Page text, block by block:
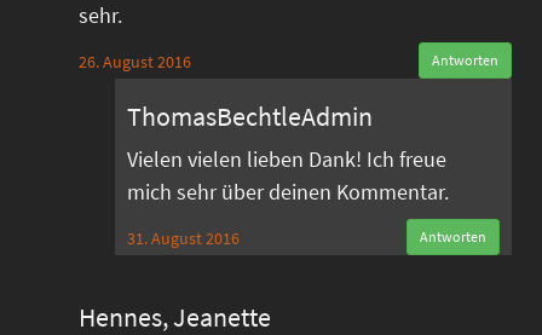
sehr.
26. August 2016 Antworten
ThomasBechtleAdmin
Vielen vielen lieben Dank! Ich freue
mich sehr über deinen Kommentar.
31. August 2016 Antworten
Hennes, Jeanette